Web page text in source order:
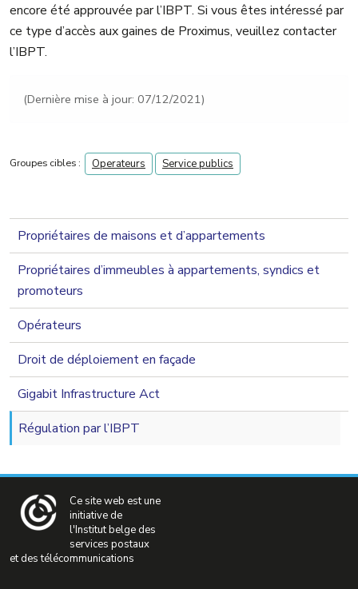
encore été approuvée par l’IBPT. Si vous êtes intéressé par
ce type d’accès aux gaines de Proximus, veuillez contacter
l’IBPT.
(Dernière mise à jour: 07/12/2021)
Groupes cibles : Operateurs Service publics
navigation 2nd level
Propriétaires de maisons et d’appartements
Propriétaires d’immeubles à appartements, syndics et
promoteurs
Opérateurs
Droit de déploiement en façade
Gigabit Infrastructure Act
Régulation par l’IBPT
Ce site web est une
initiative de
l'Institut belge des
services postaux
et des télécommunications